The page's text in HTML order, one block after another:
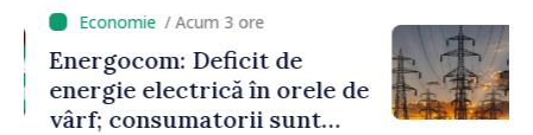
/ Acum 3 ore
Energocom: Deficit de
energie electrică în orele de
vârf; consumatorii sunt